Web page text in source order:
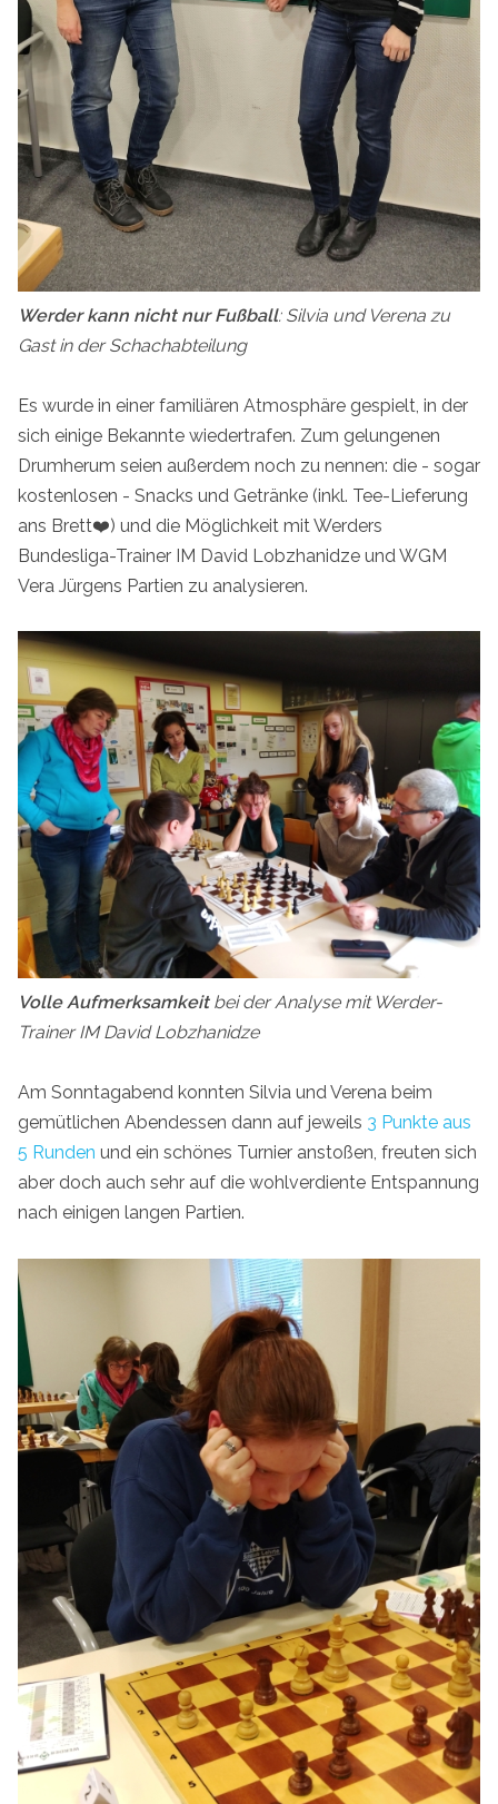
Werder kann nicht nur Fußball: Silvia und Verena zu
Gast in der Schachabteilung
Es wurde in einer familiären Atmosphäre gespielt, in der
sich einige Bekannte wiedertrafen. Zum gelungenen
Drumherum seien außerdem noch zu nennen: die - sogar
kostenlosen - Snacks und Getränke (inkl. Tee-Lieferung
ans Brett❤️) und die Möglichkeit mit Werders
Bundesliga-Trainer IM David Lobzhanidze und WGM
Vera Jürgens Partien zu analysieren.
Volle Aufmerksamkeitbei der Analyse mit Werder-
Trainer IM David Lobzhanidze
Am Sonntagabend konnten Silvia und Verena beim
gemütlichen Abendessen dann auf jeweils 3 Punkte aus
5 Runden und ein schönes Turnier anstoßen, freuten sich
aber doch auch sehr auf die wohlverdiente Entspannung
nach einigen langen Partien.